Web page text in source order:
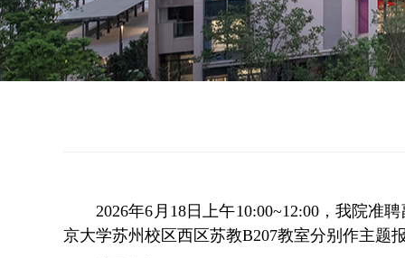
2026年6月18日上午10:00~12:00，我院准
京大学苏州校区西区苏教B207教室分别作主题